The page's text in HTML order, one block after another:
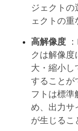
ジェクトの
ェクトの重
高解像度
クは解像度
大・縮小し
することが
フトは標準
め、出力サ
が生じるこ